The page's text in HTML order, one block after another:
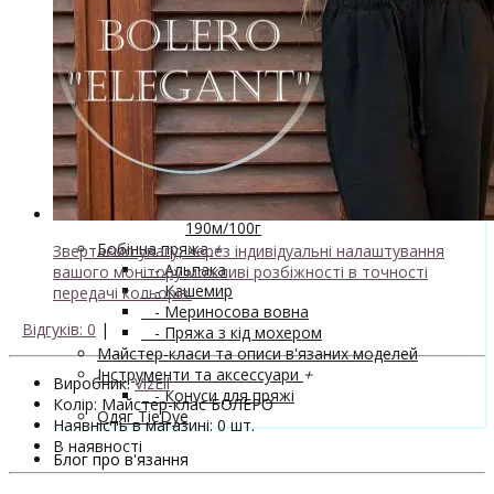
↘ Nice, 50% Вовна 50% Акрил,
70м/100г
↘ Sock Tender, 80% меринос
superwash 20% нейлон
↘ Sock, 75% Меринос 25% Нейлон,
300м/100г
- Шовк+
↘ Cleo, 50% шовк 50% меринос,
600м/100г Новинка!
↘ Бурет, 100% буретный шовк,
190м/100г
Бобінна пряжа+
- Альпака
- Кашемир
- Мериносова вовна
- Пряжа з кід мохером
Майстер-класи та описи в'язаних моделей
Інструменти та аксессуари +
- Конуси для пряжі
Одяг TieDye
Блог про в'язання
Звертаємо увагу, через індивідуальні налаштування
вашого монітору можливі розбіжності в точності
передачі кольорів.
Відгуків: 0 |
Виробник:VizEll
Колір: Майстер-клас БОЛЕРО
Наявність в магазині: 0 шт.
В наявності